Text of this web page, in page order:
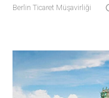
Berlin Ticaret Müşavirliği